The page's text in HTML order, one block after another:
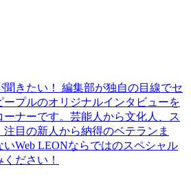
きたい！ 編集部が独自の目線でセ
ープルのオリジナルインタビューを
ーナーです。芸能人から文化人、ス
目の新人から納得のベテランま
Web LEONならではのスペシャル
ださい！